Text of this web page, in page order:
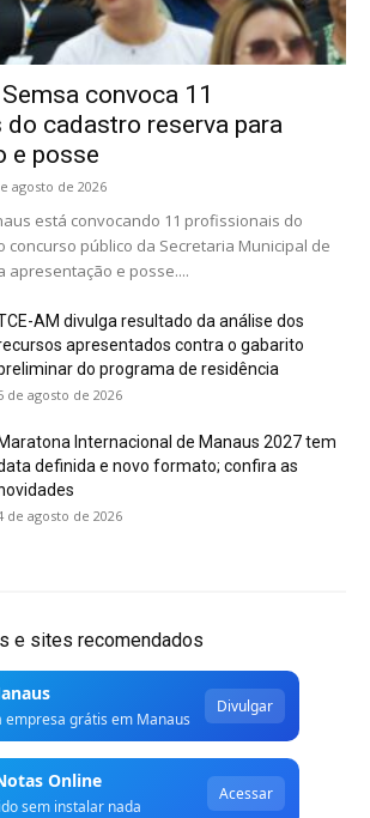
convoca 11
cadastro reserva para
e posse
agosto de 2026
está convocando 11 profissionais do
concurso público da Secretaria Municipal de
apresentação e posse....
AM divulga resultado da análise dos
apresentados contra o gabarito
do programa de residência
de agosto de 2026
Maratona Internacional de Manaus 2027 tem
definida e novo formato; confira as
de agosto de 2026
e sites recomendados
empresa grátis em Manaus
Divulgar
Online
sem instalar nada
Acessar